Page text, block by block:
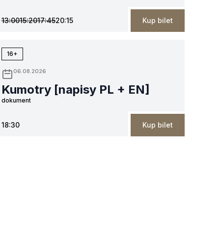
13:0015:2017:4520:15 Kup bilet
16+
06.08.2026
Kumotry [napisy PL + EN]
dokument
18:30 Kup bilet